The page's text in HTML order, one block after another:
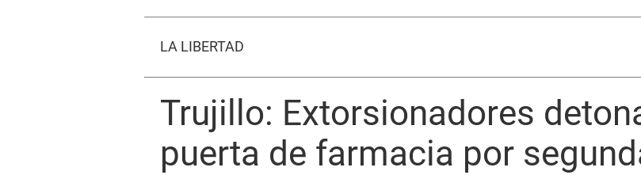
LA LIBERTAD
Trujillo: Extorsionadores
puerta de farmacia por